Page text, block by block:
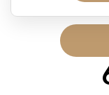
Период
Начало:
Окончание:
Время до